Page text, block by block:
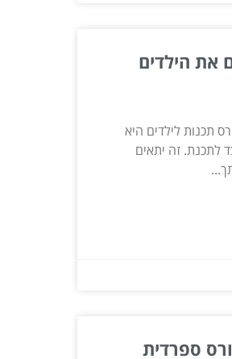
את הילדים
תכנות לילדים היא
לתכנת. זה יתאים
ספרדית